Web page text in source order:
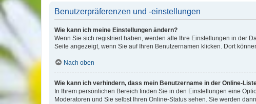
Benutzerpräferenzen und -einstellungen
Wie kann ich meine Einstellungen ändern?
Wenn Sie sich registriert haben, werden alle Ihre Einstellungen in der
Seite angezeigt, wenn Sie auf Ihren Benutzernamen klicken. Dort
Nach oben
Wie kann ich verhindern, dass mein Benutzername in der Online-
In Ihrem persönlichen Bereich finden Sie in den Einstellungen eine
Moderatoren und Sie selbst Ihren Online-Status sehen. Sie werden